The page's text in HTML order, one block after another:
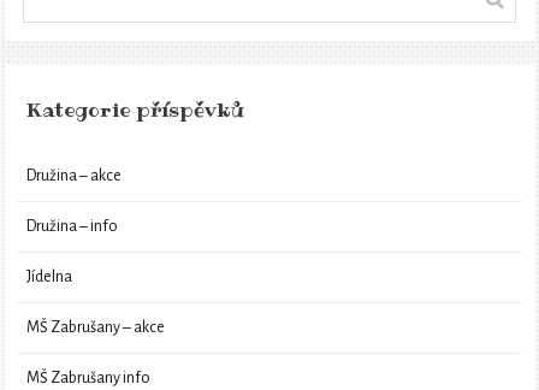
Kategorie příspěvků
Družina – akce
Družina – info
Jídelna
MŠ Zabrušany – akce
MŠ Zabrušany info